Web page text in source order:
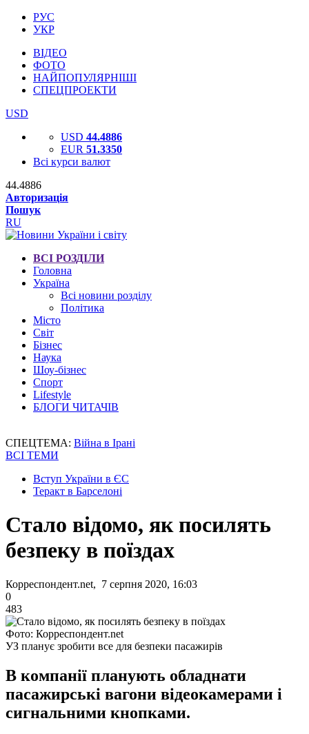
РУС
УКР
ВІДЕО
ФОТО
НАЙПОПУЛЯРНІШІ
СПЕЦПРОЕКТИ
USD
USD 44.4886
EUR 51.3350
Всі курси валют
44.4886
Авторизація
Пошук
RU
ВСІ РОЗДІЛИ
Головна
Україна
Всі новини розділу
Політика
Місто
Світ
Бізнес
Наука
Шоу-бізнес
Спорт
Lifestyle
БЛОГИ ЧИТАЧІВ
СПЕЦТЕМА: Війна в Ірані
ВСІ ТЕМИ
Вступ України в ЄС
Теракт в Барселоні
Стало відомо, як посилять
безпеку в поїздах
Корреспондент.net, 7 серпня 2020, 16:03
0
483
Фото: Корреспондент.net
УЗ планує зробити все для безпеки пасажирів
В компанії планують обладнати
пасажирські вагони відеокамерами і
сигнальними кнопками.